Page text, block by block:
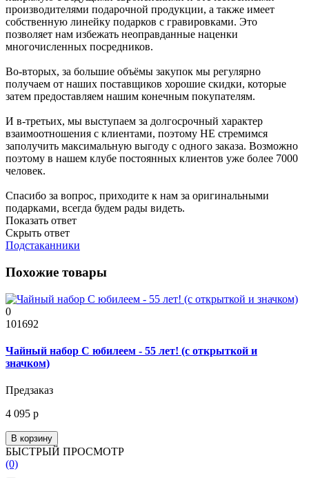
производителями подарочной продукции, а также имеет
собственную линейку подарков с гравировками. Это
позволяет нам избежать неоправданные наценки
многочисленных посредников.
Во-вторых, за большие объёмы закупок мы регулярно
получаем от наших поставщиков хорошие скидки, которые
затем предоставляем нашим конечным покупателям.
И в-третьих, мы выступаем за долгосрочный характер
взаимоотношения с клиентами, поэтому НЕ стремимся
заполучить максимальную выгоду с одного заказа. Возможно
поэтому в нашем клубе постоянных клиентов уже более 7000
человек.
Спасибо за вопрос, приходите к нам за оригинальными
подарками, всегда будем рады видеть.
Показать ответ
Скрыть ответ
Подстаканники
Похожие товары
0
101692
Чайный набор С юбилеем - 55 лет! (с открыткой и
значком)
Предзаказ
4 095 р
В корзину
БЫСТРЫЙ ПРОСМОТР
(0)